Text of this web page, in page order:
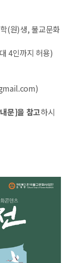
(원)생, 불교문화
4인까지 허용)
문]을 참고하시